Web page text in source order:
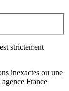
strictement
inexactes ou une
France